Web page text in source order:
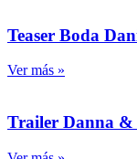
Teaser Boda
Ver más »
Trailer Danna &